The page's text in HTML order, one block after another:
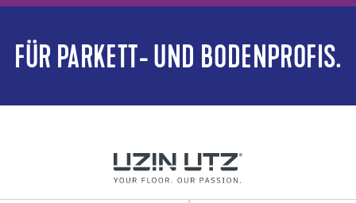
FÜR PARKETT- UND BODENPROFIS.